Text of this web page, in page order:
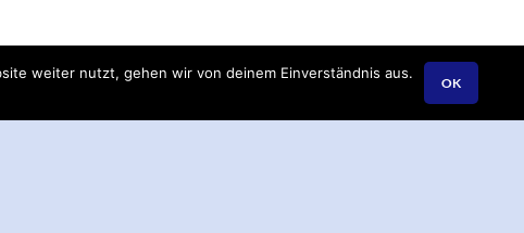
weiter nutzt, gehen wir von deinem Einverständnis aus.
OK